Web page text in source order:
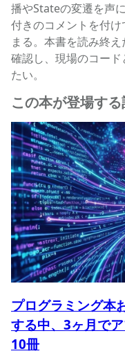
播やStateの変遷を声
付きのコメントを付
まる。本書を読み終
確認し、現場のコー
たい。
この本が登場する
プログラミング本
する中、3ヶ月で
10冊